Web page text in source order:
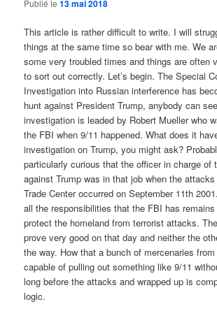
Publié le13 mai 2018
This article is rather difficult to write. I will
things at the same time so bear with me. We
some very troubled times and things are often
to sort out correctly. Let’s begin. The Special
Investigation into Russian interference has
hunt against President Trump, anybody can
investigation is leaded by Robert Mueller who
the FBI when 9/11 happened. What does it
investigation on Trump, you might ask?
particularly curious that the officer in charge of
against Trump was in that job when the
Trade Center occurred on September 11th
all the responsibilities that the FBI has
protect the homeland from terrorist attacks.
prove very good on that day and neither the
the way. How that a bunch of mercenaries
capable of pulling out something like 9/11
long before the attacks and wrapped up is
logic.